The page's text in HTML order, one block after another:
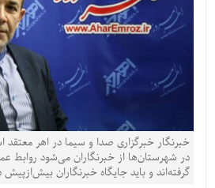
خبرنگار خبرگزاری صدا و سیما در اهر
در شهرستان‌ها از خبرنگاران می‌شود روابط
گرفته‌اند و باید جایگاه خبرنگاران